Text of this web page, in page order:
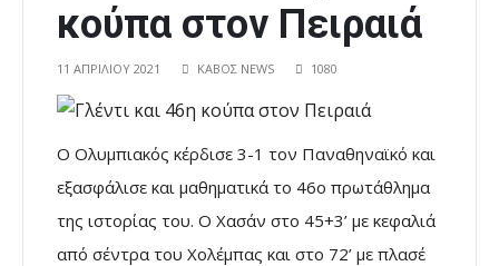
κούπα στον Πειραιά
11 ΑΠΡΙΛΊΟΥ 2021 ΚΑΒΟΣ NEWS 1080
Ο Ολυμπιακός κέρδισε 3-1 τον Παναθηναϊκό και
εξασφάλισε και μαθηματικά το 46ο πρωτάθλημα
της ιστορίας του. Ο Χασάν στο 45+3’ με κεφαλιά
από σέντρα του Χολέμπας και στο 72’ με πλασέ